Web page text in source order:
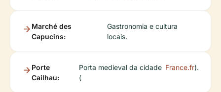
Marché des
Capucins:
Gastronomia e cultura
locais.
Porte
Cailhau:
Porta medieval da cidade
(
France.fr).